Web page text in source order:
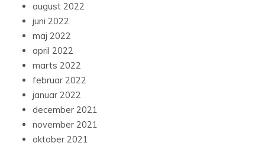
august 2022
juni 2022
maj 2022
april 2022
marts 2022
februar 2022
januar 2022
december 2021
november 2021
oktober 2021